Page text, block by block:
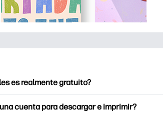
es realmente gratuito?
cuenta para descargar e imprimir?